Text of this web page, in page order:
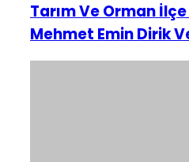
Tarım Ve Orman
Mehmet Emin Dirik